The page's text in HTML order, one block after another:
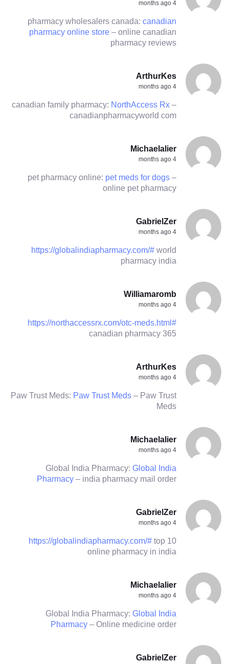
4 months ago
pharmacy wholesalers canada: canadian
pharmacy online store – online canadian
pharmacy reviews
ArthurKes
4 months ago
canadian family pharmacy: NorthAccess Rx –
canadianpharmacyworld com
Michaelalier
4 months ago
pet pharmacy online: pet meds for dogs –
online pet pharmacy
GabrielZer
4 months ago
https://globalindiapharmacy.com/# world
pharmacy india
Williamaromb
4 months ago
https://northaccessrx.com/otc-meds.html#
canadian pharmacy 365
ArthurKes
4 months ago
Paw Trust Meds: Paw Trust Meds – Paw Trust
Meds
Michaelalier
4 months ago
Global India Pharmacy: Global India
Pharmacy – india pharmacy mail order
GabrielZer
4 months ago
https://globalindiapharmacy.com/# top 10
online pharmacy in india
Michaelalier
4 months ago
Global India Pharmacy: Global India
Pharmacy – Online medicine order
GabrielZer